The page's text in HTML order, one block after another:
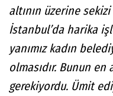
altının üzerine
İstanbul’da harika
yanımız kadın
olmasıdır. Bunun en
gerekiyordu. Ümit